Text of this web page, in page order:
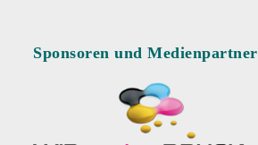
Sponsoren und Medienpartner